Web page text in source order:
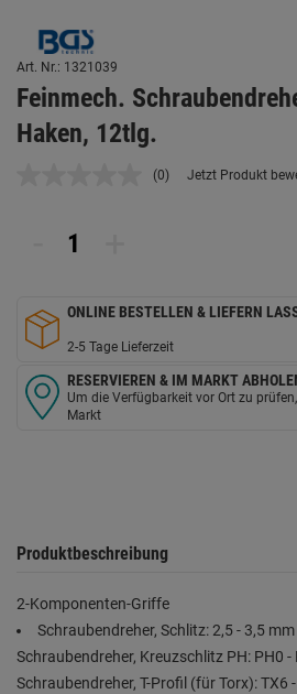
Art. Nr.: 1321039
Feinmech.
Haken, 12tlg.
Kein
(0) Jetzt Produkt
ONLINE BESTELLEN & LIEFERN
2-5 Tage Lieferzeit
RESERVIEREN & IM MARKT
Um die Verfügbarkeit vor Ort zu
Markt
Produktbeschreibung
2-Komponenten-Griffe
Schraubendreher, Schlitz: 2,5 - 3,5 mm
Schraubendreher, Kreuzschlitz PH: PH0 -
Schraubendreher, T-Profil (für Torx): TX6